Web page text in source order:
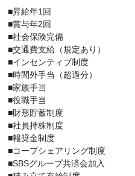
■昇給年1回
■賞与年2回
■社会保険完備
■交通費支給（規定あり）
■インセンティブ制度
■時間外手当（超過分）
■家族手当
■役職手当
■財形貯蓄制度
■社員持株制度
■報奨金制度
■コープシェアリング制度
■SBSグループ共済会加入